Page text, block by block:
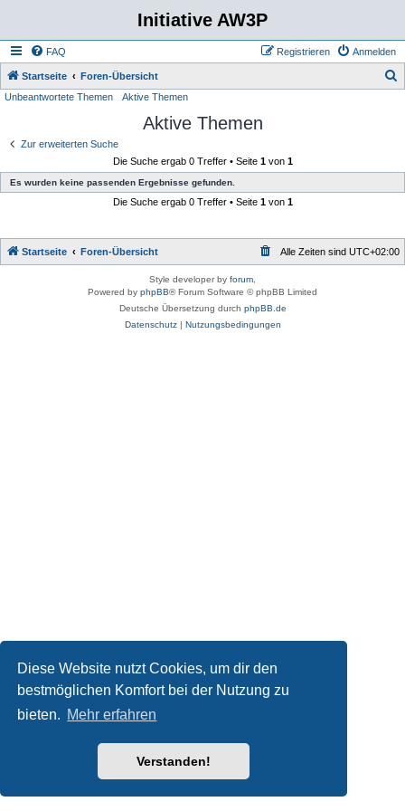
Diese Website nutzt Cookies, um dir den
bestmöglichen Komfort bei der Nutzung zu
bieten. Mehr erfahren
Verstanden!
Initiative AW3P
FAQ Anmelden
Registrieren
Startseite Foren-Übersicht
Unbeantwortete Themen Aktive Themen
Aktive Themen
Zur erweiterten Suche
Die Suche ergab 0 Treffer • Seite 1von 1
Es wurden keine passenden Ergebnisse gefunden.
Die Suche ergab 0 Treffer • Seite 1von 1
Startseite Foren-Übersicht Alle Zeiten sind UTC+02:00
Style developer by forum
Powered by phpBB® Forum Software © phpBB Limited
Deutsche Übersetzung durch phpBB.de
Datenschutz| Nutzungsbedingungen